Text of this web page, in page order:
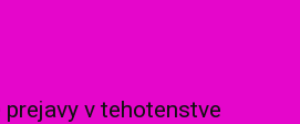
v tehotenstve